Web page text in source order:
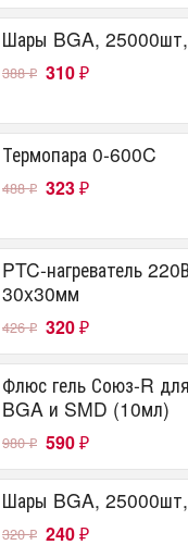
Шары BGA,
388₽ 310 ₽
Термопара 0-600C
488₽ 323 ₽
PTC-нагреватель
30x30мм
426₽ 320 ₽
Флюс гель Союз-R
BGA и SMD (10мл)
980₽ 590 ₽
Шары BGA,
320₽ 240 ₽